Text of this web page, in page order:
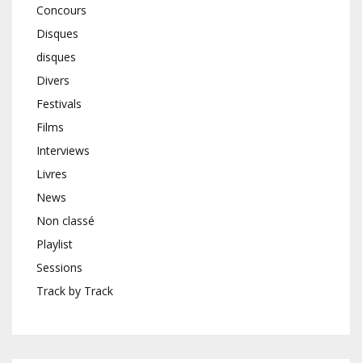
Concours
Disques
disques
Divers
Festivals
Films
Interviews
Livres
News
Non classé
Playlist
Sessions
Track by Track